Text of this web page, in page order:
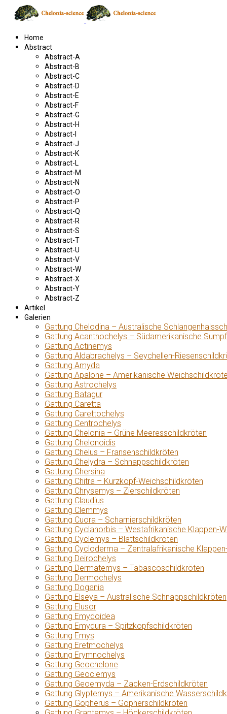
Home
Abstract
Abstract-A
Abstract-B
Abstract-C
Abstract-D
Abstract-E
Abstract-F
Abstract-G
Abstract-H
Abstract-I
Abstract-J
Abstract-K
Abstract-L
Abstract-M
Abstract-N
Abstract-O
Abstract-P
Abstract-Q
Abstract-R
Abstract-S
Abstract-T
Abstract-U
Abstract-V
Abstract-W
Abstract-X
Abstract-Y
Abstract-Z
Artikel
Galerien
Gattung Chelodina – Australische
Gattung Acanthochelys – Südamerikanische
Gattung Actinemys
Gattung Aldabrachelys – Seychellen-
Gattung Amyda
Gattung Apalone – Amerikanische
Gattung Astrochelys
Gattung Batagur
Gattung Caretta
Gattung Carettochelys
Gattung Centrochelys
Gattung Chelonia – Grüne Meeresschildkröten
Gattung Chelonoidis
Gattung Chelus – Fransenschildkröten
Gattung Chelydra – Schnappschildkröten
Gattung Chersina
Gattung Chitra – Kurzkopf-Weichschildkröten
Gattung Chrysemys – Zierschildkröten
Gattung Claudius
Gattung Clemmys
Gattung Cuora – Scharnierschildkröten
Gattung Cyclanorbis – Westafrikanische Klappen-
Gattung Cyclemys – Blattschildkröten
Gattung Cycloderma – Zentralafrikanische
Gattung Deirochelys
Gattung Dermatemys – Tabascoschildkröten
Gattung Dermochelys
Gattung Dogania
Gattung Elseya – Australische Schnappschildkröten
Gattung Elusor
Gattung Emydoidea
Gattung Emydura – Spitzkopfschildkröten
Gattung Emys
Gattung Eretmochelys
Gattung Erymnochelys
Gattung Geochelone
Gattung Geoclemys
Gattung Geoemyda – Zacken-Erdschildkröten
Gattung Glyptemys – Amerikanische
Gattung Gopherus – Gopherschildkröten